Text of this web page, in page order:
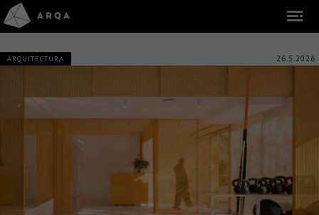
ARQUITECTURA 26.5.2026